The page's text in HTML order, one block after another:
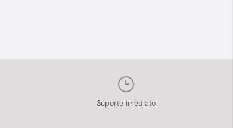
Suporte imediato